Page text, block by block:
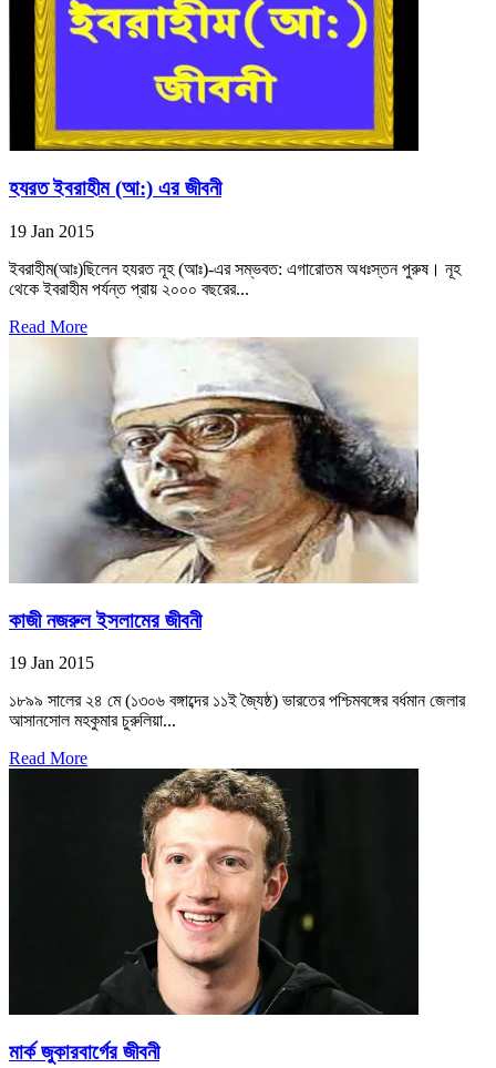
হযরত ইবরাহীম (আ:) এর জীবনী
19 Jan 2015
ইবরাহীম(আঃ)ছিলেন হযরত নূহ (আঃ)-এর সম্ভবত: এগারোতম অধঃস্তন পুরুষ। নূহ
থেকে ইবরাহীম পর্যন্ত প্রায় ২০০০ বছরের...
Read More
কাজী নজরুল ইসলামের জীবনী
19 Jan 2015
১৮৯৯ সালের ২৪ মে (১৩০৬ বঙ্গাব্দের ১১ই জ্যৈষ্ঠ) ভারতের পশ্চিমবঙ্গের বর্ধমান জেলার
আসানসোল মহকুমার চুরুলিয়া...
Read More
মার্ক জুকারবার্গের জীবনী